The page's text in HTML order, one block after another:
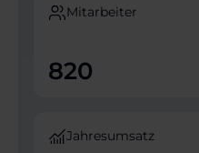
Mitarbeiter
820
Jahresumsatz